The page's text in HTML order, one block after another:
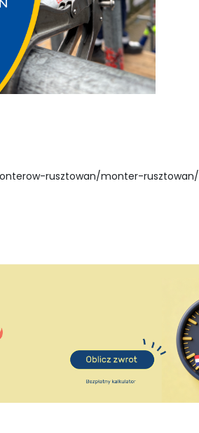
rusztowan/monter-rusztowan/